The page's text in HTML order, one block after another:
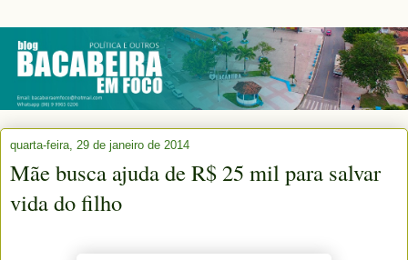
quarta-feira, 29 de janeiro de 2014
Mãe busca ajuda de R$ 25 mil para salvar
vida do filho